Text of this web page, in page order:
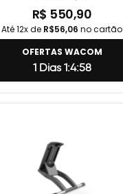
R$ 550,90
Até 12x de R$56,06 no cartão
OFERTAS WACOM
1 Dias 1:4:57